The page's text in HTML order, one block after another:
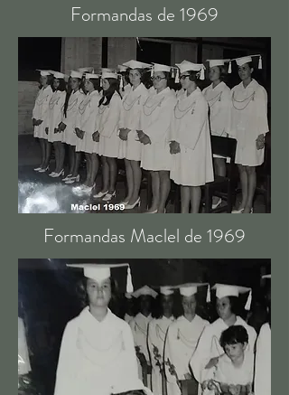
Formandas de 1969
Formandas Maclel de 1969